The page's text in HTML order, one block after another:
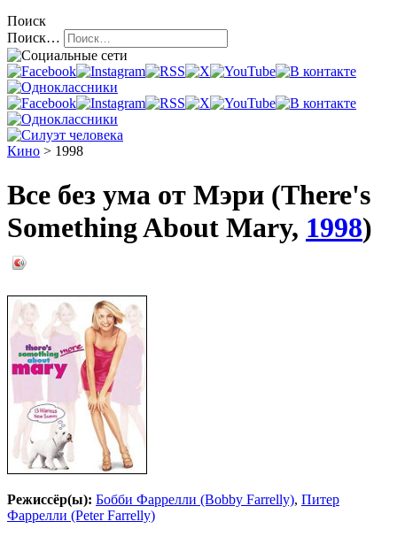
Поиск
Поиск…
Кино > 1998
Все без ума от Мэри (There's
Something About Mary, 1998)
Режиссёр(ы): Бобби Фаррелли (Bobby Farrelly), Питер
Фаррелли (Peter Farrelly)